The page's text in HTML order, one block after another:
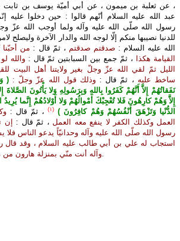
، عن ثعلبة بن ميمون ، عن أبي أميّة يوسف بن
عبد الله عليه السلام أنّهم قالوا : حين دخلوا عليه
رسول الله صلّى الله عليه وآله ولما أوجب الله عزّ
للدنيا نصيبها منكم إلّا لوجه الله والدار الآخرة وليصلح
الله عليه السلام : صدقتم صدقتم ، ثمّ قال : من أحبّنا
القيامة هكذا ، ثمّ جمع بين السبابتين ثمّ قال :والله
الليل ثمّ لقي الله عزّ وجلّ بغير ولايتنا أهل البيت
ساخط عليه ، ثمّ قال :وذلك قول الله عزّ وجلّ : (
نَفَقاتُهُمْ إِلاَّ أَنَّهُمْ كَفَرُوا بِاللهِ وَبِرَسُولِهِ وَلا يَأْتُونَ
إِلاَّ وَهُمْ كارِهُونَ فَلا تُعْجِبْكَ أَمْوالُهُمْ وَلا أَوْلادُهُمْ إِنَّما يُرِيدُ
الدُّنْيا وَتَزْهَقَ أَنْفُسُهُمْ وَهُمْ كافِرُونَ )
(١) ، ثمّ قال :
العمل وكذلك الكفر لا ينفع معه العمل ، ثمّ قال : إن
رسول الله صلّى الله عليه وآله وحدانيّاً يدعو الناس
استجاب له علي بن أبي طالب عليه السلام ، وقد قال